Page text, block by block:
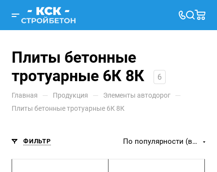
Плиты бетонные
тротуарные 6К 8К
6
Главная — Продукция — Элементы автодорог —
Плиты бетонные тротуарные 6К 8К
ФИЛЬТР По популярности (возрастание)